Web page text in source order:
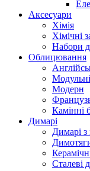
Аксесуари
Хімія
Хімічні
Набори
Облицювання
Модерн
Камінні
Димарі
Димарі з
Сталеві